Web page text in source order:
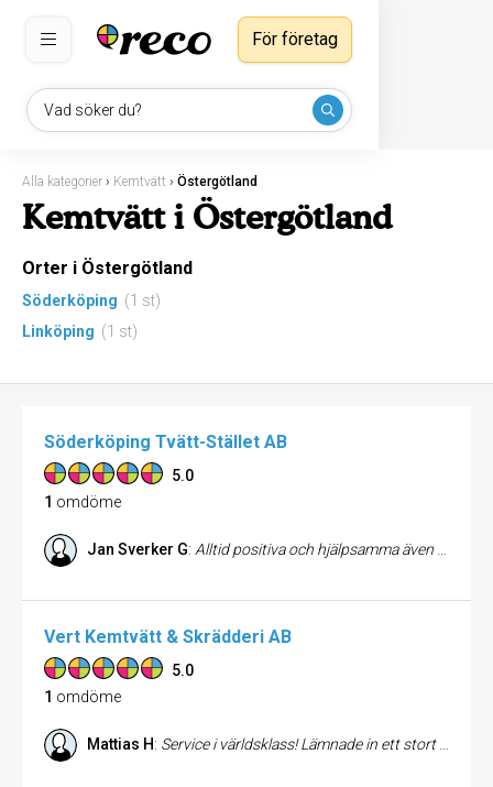
Vad söker du?
För företag
Alla kategorier › Kemtvätt › Östergötland
Kemtvätt i Östergötland
Orter i Östergötland
Söderköping (1 st)
Linköping (1 st)
Söderköping Tvätt-Stället AB
5.0
1 omdöme
Jan Sverker G: Alltid positiva och hjälpsamma även vid svårare tvättuppdrag.
Vert Kemtvätt & Skrädderi AB
5.0
1 omdöme
Mattias H: Service i världsklass! Lämnade in ett stort antal plagg för tvätt och lagning, däribland fyra par jeans som jag trodde var bortom räddning. Allt åtgärdat med högsta kvalitet. Och att sedan leverantören 10 min efter jag lämnat butiken kommer upp till mitt kontor för att lämna igen lite pengar då de av misstag råkat ta för mycket betalt, ja vad säger man? Rekommenderar varmt killarna på Vert.